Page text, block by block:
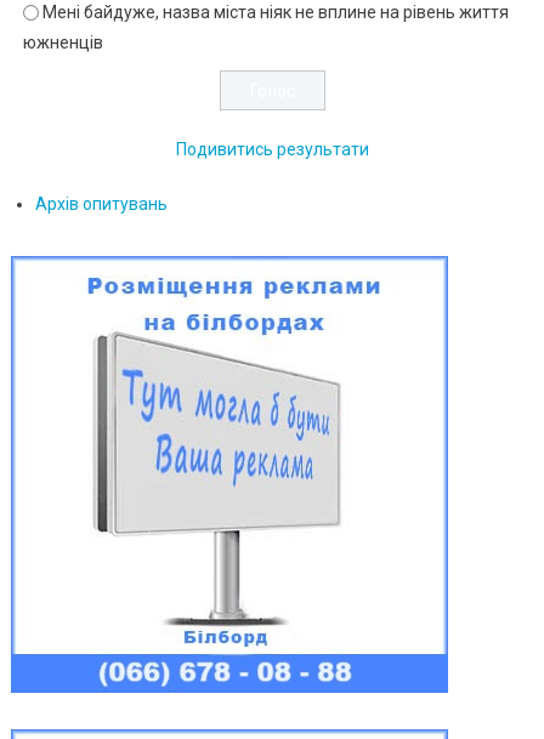
Мені байдуже, назва міста ніяк не вплине на рівень життя
южненців
Подивитись результати
Архів опитувань